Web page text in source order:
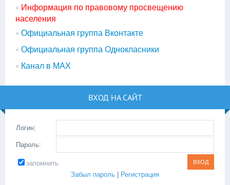
Информация по правовому просвещению
населения
Официальная группа Вконтакте
Официальная группа Однокласники
Канал в МАХ
ВХОД НА САЙТ
Логин:
Пароль:
запомнить
Забыл пароль
Регистрация